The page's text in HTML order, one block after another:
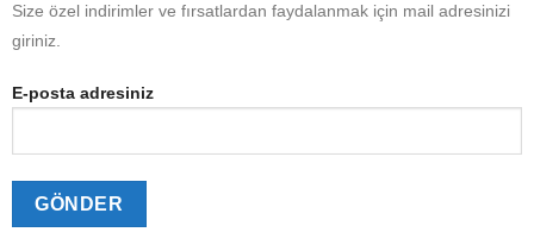
Size özel indirimler ve fırsatlardan faydalanmak için mail adresinizi
giriniz.
E-posta adresiniz